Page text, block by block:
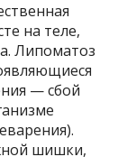
на теле,
Липоматоз
— сбой
шишки,